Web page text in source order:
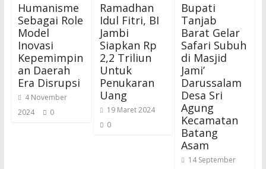
Humanisme
Sebagai Role
Model
Inovasi
Kepemimpin
an Daerah
Era Disrupsi
4 November
2024
0
Ramadhan
Idul Fitri, BI
Jambi
Siapkan Rp
2,2 Triliun
Untuk
Penukaran
Uang
19 Maret 2024
0
Bupati
Tanjab
Barat Gelar
Safari Subuh
di Masjid
Jami’
Darussalam
Desa Sri
Agung
Kecamatan
Batang
Asam
14 September